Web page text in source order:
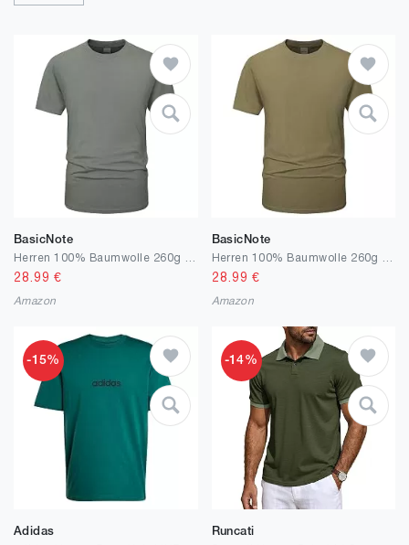
BasicNote
28.99 €
Amazon
BasicNote
28.99 €
Amazon
-15%
Adidas
-14%
Runcati